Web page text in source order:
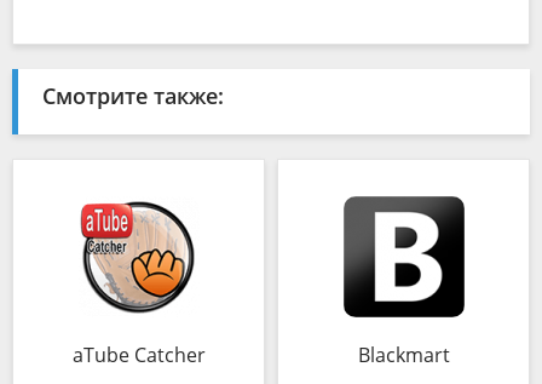
Смотрите также:
aTube Catcher Blackmart